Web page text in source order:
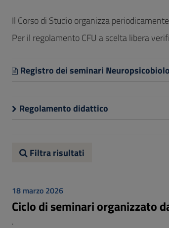
Il Corso di Studio organizza
Per il regolamento CFU a scelta libera
Registro dei seminari
Regolamento didattico
Filtra risultati
18 marzo 2026
Ciclo di seminari organizzato
.